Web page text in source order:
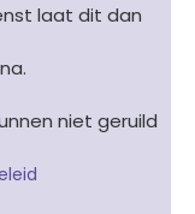
laat dit dan
niet geruild